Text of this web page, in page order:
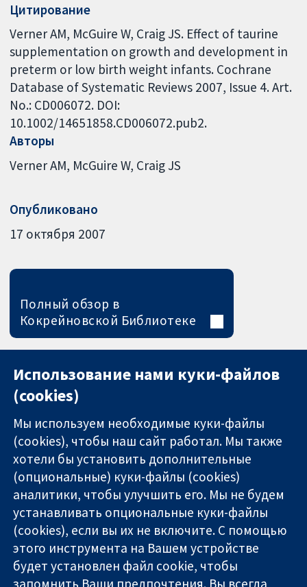
Цитирование
Verner AM, McGuire W, Craig JS. Effect of taurine
supplementation on growth and development in
preterm or low birth weight infants. Cochrane
Database of Systematic Reviews 2007, Issue 4. Art.
No.: CD006072. DOI:
10.1002/14651858.CD006072.pub2.
Авторы
Verner AM McGuire W Craig JS
Опубликовано
17 октября 2007
Полный обзор в
Кокрейновской Библиотеке
Надёжные
доказательства
Информированные
решения
11-13 Cavendish
Square
London
W1G 0AN
United Kingdom
Связаться с
нами
Новости
Пресс-
служба
О нас
Использование нами куки-файлов
(cookies)
Мы используем необходимые куки-файлы
(cookies), чтобы наш сайт работал. Мы также
хотели бы установить дополнительные
(опциональные) куки-файлы (cookies)
аналитики, чтобы улучшить его. Мы не будем
устанавливать опциональные куки-файлы
(cookies), если вы их не включите. С помощью
этого инструмента на Вашем устройстве
будет установлен файл cookie, чтобы
запомнить Ваши предпочтения. Вы всегда